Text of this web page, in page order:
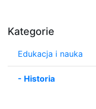
Kategorie
Edukacja i nauka
- Historia